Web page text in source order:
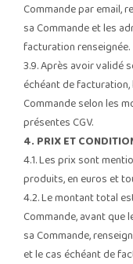
Commande par email,
sa Commande et les
facturation renseignée.
3.9. Après avoir validé
échéant de
Commande selon les
présentes CGV.
4. PRIX ET
4.1. Les prix sont
produits, en euros et
4.2. Le montant total
Commande, avant que
sa Commande,
et le cas échéant de